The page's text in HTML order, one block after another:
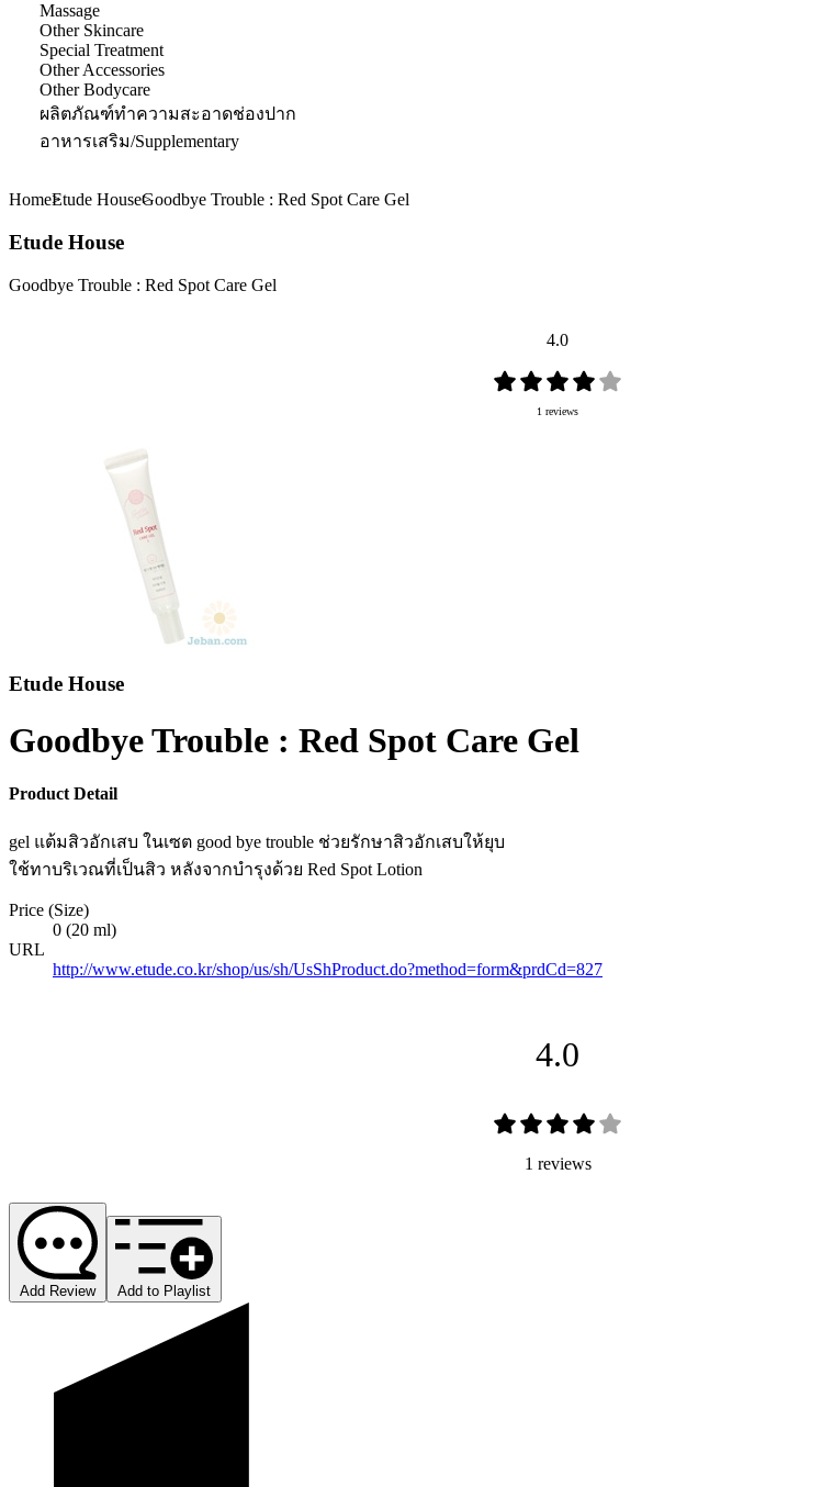
Massage
Other Skincare
Special Treatment
Other Accessories
Other Bodycare
ผลิตภัณฑ์ทำความสะอาดช่องปาก
อาหารเสริม/Supplementary
HomeEtude HouseGoodbye Trouble : Red Spot Care Gel
Etude House
Goodbye Trouble : Red Spot Care Gel
4.0
1 reviews
Etude House
Goodbye Trouble : Red Spot Care Gel
Product Detail
gel แต้มสิวอักเสบ ในเซต good bye trouble ช่วยรักษาสิวอักเสบให้ยุบ
ใช้ทาบริเวณที่เป็นสิว หลังจากบำรุงด้วย Red Spot Lotion
Price (Size)
0 (20 ml)
URL
http://www.etude.co.kr/shop/us/sh/UsShProduct.do?method=form&prdCd=827
4.0
1 reviews
Add Review Add to Playlist